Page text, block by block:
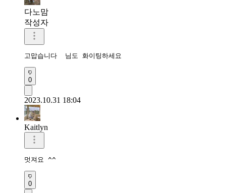
다노맘
작성자
고맙습니다  님도 화이팅하세요
0
2023.10.31 18:04
Kaitlyn
멋져요 ^^
0